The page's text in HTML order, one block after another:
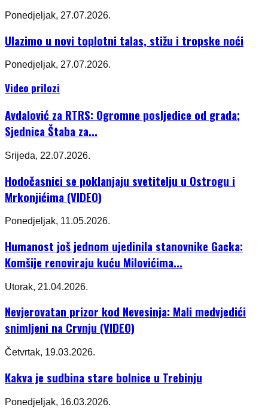
Ponedjeljak, 27.07.2026.
Ulazimo u novi toplotni talas, stižu i tropske noći
Ponedjeljak, 27.07.2026.
Video prilozi
Avdalović za RTRS: Ogromne posljedice od grada;
Sjednica Štaba za...
Srijeda, 22.07.2026.
Hodočasnici se poklanjaju svetitelju u Ostrogu i
Mrkonjićima (VIDEO)
Ponedjeljak, 11.05.2026.
Humanost još jednom ujedinila stanovnike Gacka:
Komšije renoviraju kuću Milovićima...
Utorak, 21.04.2026.
Nevjerovatan prizor kod Nevesinja: Mali medvjedići
snimljeni na Crvnju (VIDEO)
Četvrtak, 19.03.2026.
Kakva je sudbina stare bolnice u Trebinju
Ponedjeljak, 16.03.2026.